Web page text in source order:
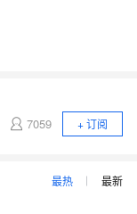
7059 + 订阅
最热 最新